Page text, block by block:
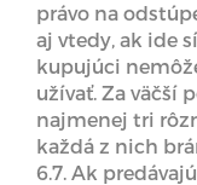
právo na
aj vtedy, ak ide
kupujúci
užívať. Za väčší
najmenej tri
každá z nich
6.7. Ak